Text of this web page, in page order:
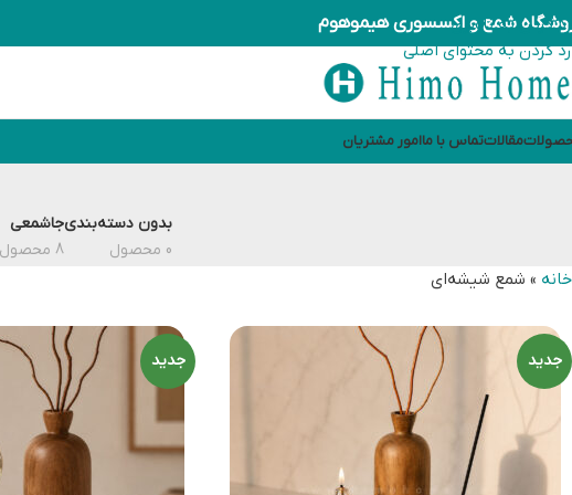
رد کردن به ناوبری
رد کردن به محتوای اصلی
شمع و اکسسوری هیموهوم
مقالاتتماس با ماامور مشتریان
بدون دسته‌بندی
0 محصول
جاشمعی
8 محصول
خانه » شمع شیشه‌ای
جدید جدید